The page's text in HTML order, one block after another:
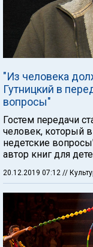
"Из человека
Гутницкий в
вопросы"
Гостем передачи
человек, который
недетские
автор книг для
20.12.2019 07:12 //